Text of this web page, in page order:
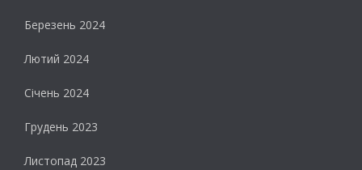
Березень 2024
Лютий 2024
Січень 2024
Грудень 2023
Листопад 2023